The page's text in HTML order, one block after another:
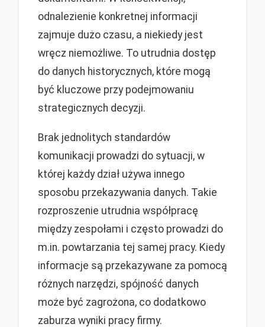
odnalezienie konkretnej informacji
zajmuje dużo czasu, a niekiedy jest
wręcz niemożliwe. To utrudnia dostęp
do danych historycznych, które mogą
być kluczowe przy podejmowaniu
strategicznych decyzji.
Brak jednolitych standardów
komunikacji prowadzi do sytuacji, w
której każdy dział używa innego
sposobu przekazywania danych. Takie
rozproszenie utrudnia współpracę
między zespołami i często prowadzi do
m.in. powtarzania tej samej pracy. Kiedy
informacje są przekazywane za pomocą
różnych narzędzi, spójność danych
może być zagrożona, co dodatkowo
zaburza wyniki pracy firmy.